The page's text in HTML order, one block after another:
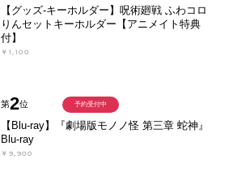
【グッズ-キーホルダー】呪術廻戦 ふわコロ
りんセットキーホルダー【アニメイト特典
付】
￥1,100
第2位
【Blu-ray】『劇場版モノノ怪 第三章 蛇神』
Blu-ray
￥9,900
予約受付中